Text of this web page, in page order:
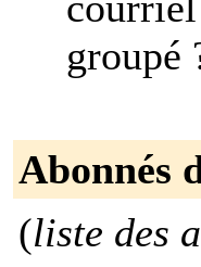
groupé
Abonnés
(liste des